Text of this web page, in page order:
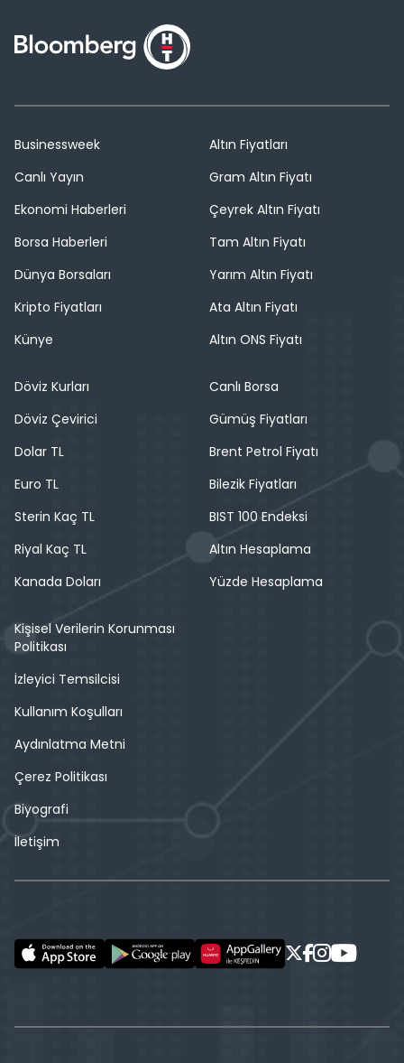
Businessweek
Canlı Yayın
Ekonomi Haberleri
Borsa Haberleri
Dünya Borsaları
Kripto Fiyatları
Künye
Altın Fiyatları
Gram Altın Fiyatı
Çeyrek Altın Fiyatı
Tam Altın Fiyatı
Yarım Altın Fiyatı
Ata Altın Fiyatı
Altın ONS Fiyatı
Döviz Kurları
Döviz Çevirici
Dolar TL
Euro TL
Sterin Kaç TL
Riyal Kaç TL
Kanada Doları
Canlı Borsa
Gümüş Fiyatları
Brent Petrol Fiyatı
Bilezik Fiyatları
BIST 100 Endeksi
Altın Hesaplama
Yüzde Hesaplama
Kişisel Verilerin Korunması
Politikası
İzleyici Temsilcisi
Kullanım Koşulları
Aydınlatma Metni
Çerez Politikası
Biyografi
İletişim